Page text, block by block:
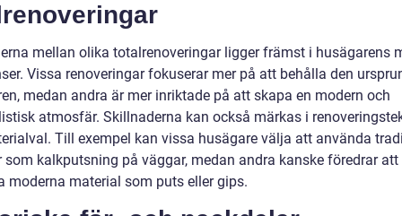
mellan olika totalrenoveringar ligger främst i husägarens
Vissa renoveringar fokuserar mer på att behålla den
medan andra är mer inriktade på att skapa en modern och
atmosfär. Skillnaderna kan också märkas i
Till exempel kan vissa husägare välja att använda
som kalkputsning på väggar, medan andra kanske föredrar att
moderna material som puts eller gips.